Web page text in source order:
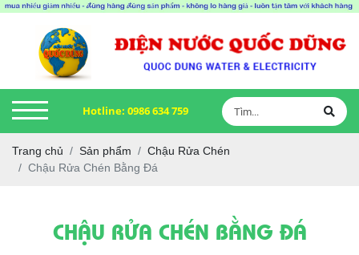
Hotline: 0986 634 759
Trang chủ Sản phẩm
Chậu Rửa Chén
Chậu Rửa Chén Bằng Đá
CHẬU RỬA CHÉN BẰNG ĐÁ